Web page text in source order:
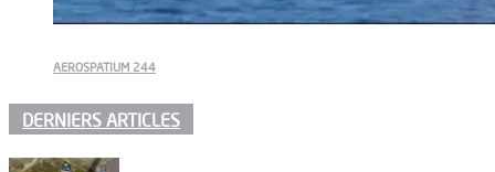
AEROSPATIUM 244
DERNIERS ARTICLES